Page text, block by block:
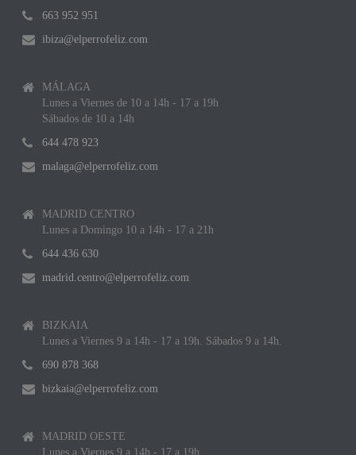
663 952 951
ibiza@elperrofeliz.com
MÁLAGA
Lunes a Viernes de 10 a 14h - 17 a 19h
Sábados de 10 a 14h
644 478 923
malaga@elperrofeliz.com
MADRID CENTRO
Lunes a Domingo 10 a 14h - 17 a 21h
644 436 630
madrid.centro@elperrofeliz.com
BIZKAIA
Lunes a Viernes 9 a 14h - 17 a 19h. Sábados 9 a 14h.
690 878 368
bizkaia@elperrofeliz.com
MADRID OESTE
Lunes a Viernes 9 a 14h - 17 a 19h